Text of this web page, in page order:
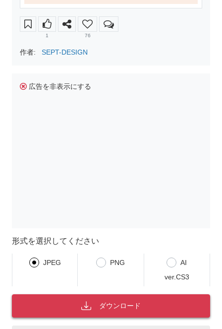
1 76
作者: SEPT-DESIGN
広告を非表示にする
形式を選択してください
JPEG PNG
AI
ver.CS3
ダウンロード